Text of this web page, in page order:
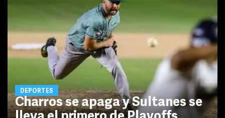
DEPORTES
Charros se apaga y Sultanes se